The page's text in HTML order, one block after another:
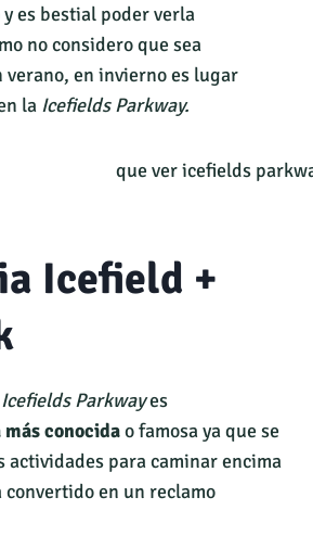
y es bestial poder verla
no considero que sea
en invierno es lugar
la Icefields Parkway.
Icefield +
Icefields Parkwayes
más conocidao famosa ya que se
actividades para caminar encima
convertido en un reclamo